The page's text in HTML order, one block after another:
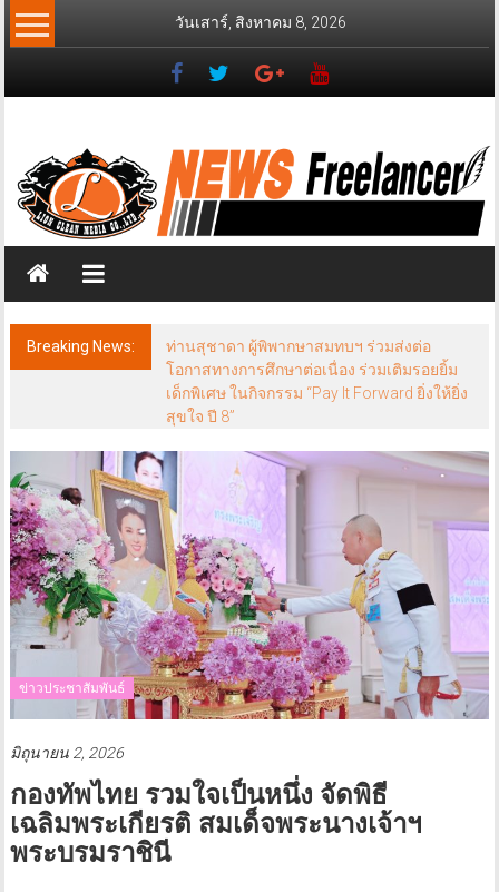
Skip
to
วันเสาร์, สิงหาคม 8, 2026
News
Freelancer
วส์
ฟรี
แลน
เซอร์
Breaking News:
ท่านสุชาดา ผู้พิพากษาสมทบฯ ร่วมส่งต่อ
โอกาสทางการศึกษาต่อเนื่อง ร่วมเติมรอยยิ้ม
เด็กพิเศษ ในกิจกรรม “Pay It Forward ยิ่งให้ยิ่ง
สุขใจ ปี 8”
ข่าวประชาสัมพันธ์
มิถุนายน 2, 2026
กองทัพไทย รวมใจเป็นหนึ่ง จัดพิธี
เฉลิมพระเกียรติ สมเด็จพระนางเจ้าฯ
พระบรมราชินี